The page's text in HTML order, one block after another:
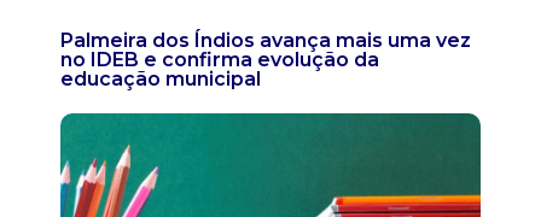
Palmeira dos Índios avança mais uma vez
no IDEB e confirma evolução da
educação municipal